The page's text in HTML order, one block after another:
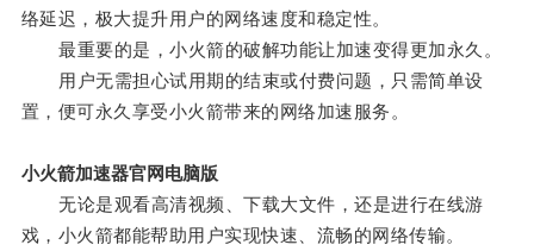
络延迟，极大提升用户的网络速度和稳定性。
最重要的是，小火箭的破解功能让加速变得更加永久。
用户无需担心试用期的结束或付费问题，只需简单设
置，便可永久享受小火箭带来的网络加速服务。
小火箭加速器官网电脑版
无论是观看高清视频、下载大文件，还是进行在线游
戏，小火箭都能帮助用户实现快速、流畅的网络传输。